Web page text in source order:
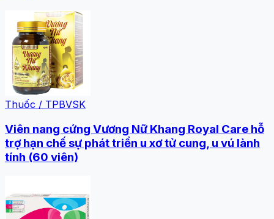
Thuốc / TPBVSK
Viên nang cứng Vương Nữ Khang Royal Care hỗ
trợ hạn chế sự phát triển u xơ tử cung, u vú lành
tính (60 viên)